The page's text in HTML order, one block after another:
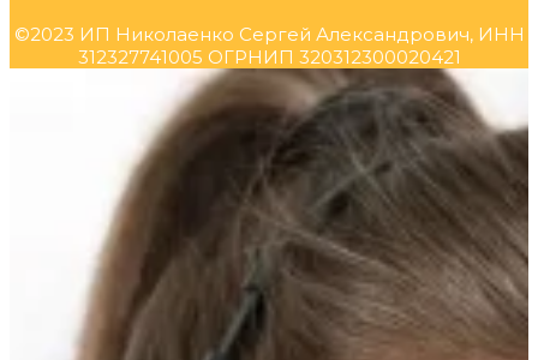
©2023 ИП Николаенко Сергей Александрович, ИНН
312327741005 ОГРНИП 320312300020421